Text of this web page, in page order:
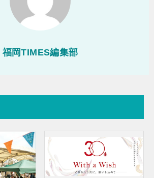
福岡TIMES編集部